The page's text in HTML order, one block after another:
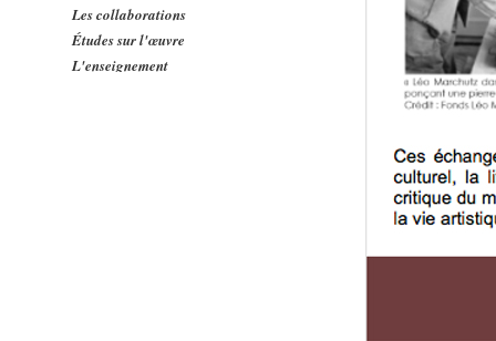
Les collaborations
Études sur l'œuvre
L'enseignement